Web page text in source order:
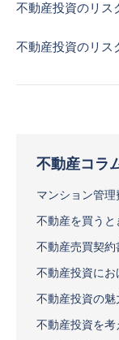
不動産投資のリス
不動産投資のリス
不動産コラ
マンション管理
不動産を買うと
不動産売買契約
不動産投資に
不動産投資の魅
不動産投資を考